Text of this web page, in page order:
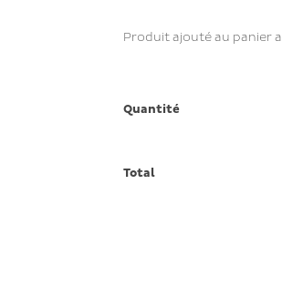
Produit ajouté au panier
Quantité
Total